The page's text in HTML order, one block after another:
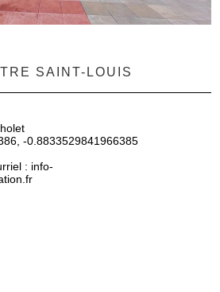
SAINT-LOUIS
-0.8833529841966385
: info-